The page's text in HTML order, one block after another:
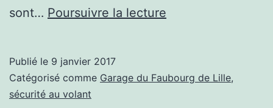
sont… Poursuivre la lecture
celle
Publié le 9 janvier 2017
Catégorisé comme Garage du Faubourg de Lille,
sécurité au volant